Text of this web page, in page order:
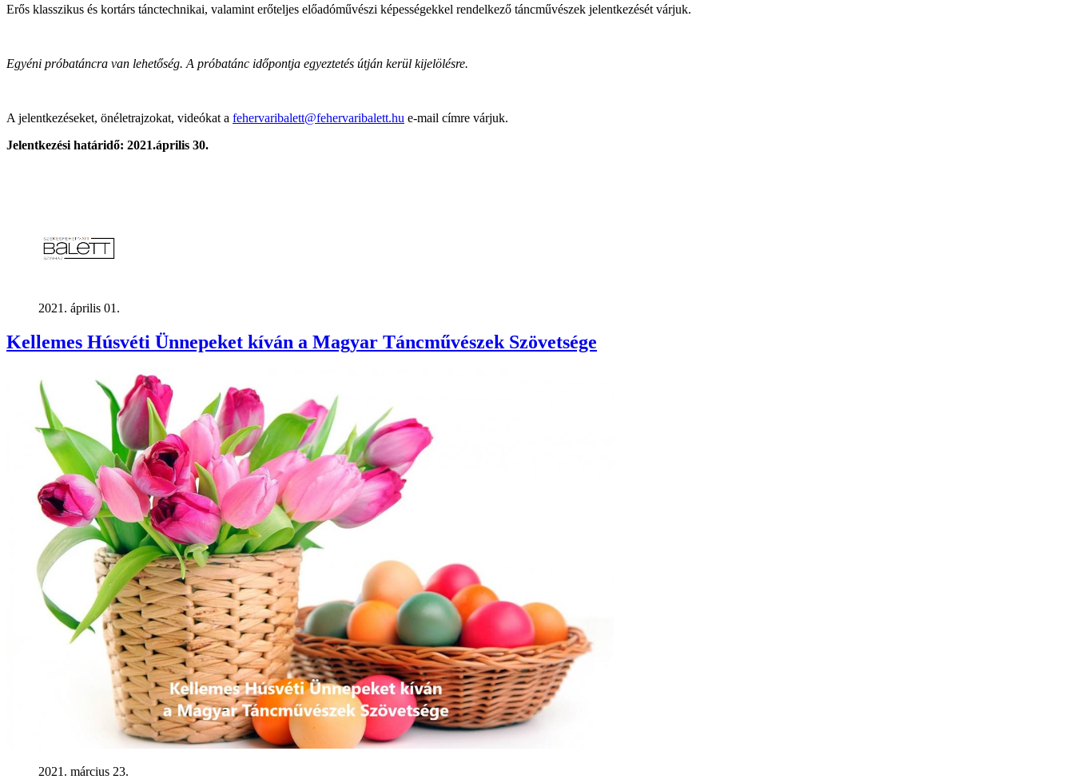
Erős klasszikus és kortárs tánctechnikai, valamint erőteljes előadóművészi képességekkel rendelkező táncművészek jelentkezését várjuk.
Egyéni próbatáncra van lehetőség. A próbatánc időpontja egyeztetés útján kerül kijelölésre.
A jelentkezéseket, önéletrajzokat, videókat a fehervaribalett@fehervaribalett.hu e-mail címre várjuk.
Jelentkezési határidő: 2021.április 30.
2021. április 01.
Kellemes Húsvéti Ünnepeket kíván a Magyar Táncművészek Szövetsége
2021. március 23.